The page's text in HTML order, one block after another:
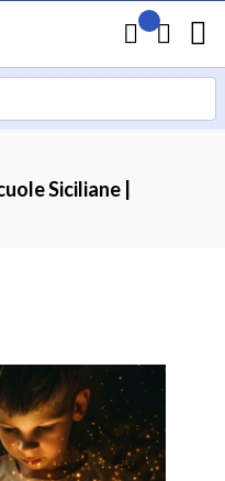
Carrello
Il mio
Siciliane |